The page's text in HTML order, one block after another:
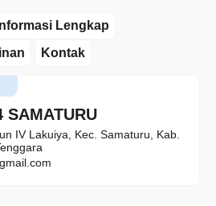
Informasi Lengkap
Kontak
SAMATURU
IV Lakuiya, Kec. Samaturu, Kab.